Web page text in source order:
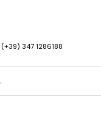
(+39) 347 1286188